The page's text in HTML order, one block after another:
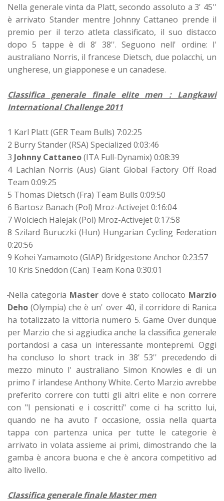
Nella generale vinta da Platt, secondo assoluto a 3' 45''
è arrivato Stander mentre Johnny Cattaneo prende il
premio per il terzo atleta classificato, il suo distacco
dopo 5 tappe è di 8' 38''. Seguono nell' ordine: l'
australiano Norris, il francese Dietsch, due polacchi, un
ungherese, un giapponese e un canadese.
Classifica generale finale elite men : Langkawi
International Challenge 2011
1 Karl Platt (GER Team Bulls) 7:02:25
2 Burry Stander (RSA) Specialized 0:03:46
3 Johnny Cattaneo(ITA Full-Dynamix) 0:08:39
4 Lachlan Norris (Aus) Giant Global Factory Off Road
Team 0:09:25
5 Thomas Dietsch (Fra) Team Bulls 0:09:50
6 Bartosz Banach (Pol) Mroz-Activejet 0:16:04
7 Wolciech Halejak (Pol) Mroz-Activejet 0:17:58
8 Szilard Buruczki (Hun) Hungarian Cycling Federation
0:20:56
9 Kohei Yamamoto (GIAP) Bridgestone Anchor 0:23:57
10 Kris Sneddon (Can) Team Kona 0:30:01
Nella categoria Master dove è stato collocato Marzio
Deho (Olympia) che è un' over 40, il corridore di Ranica
ha totalizzato la vittoria numero 5. Game Over dunque
per Marzio che si aggiudica anche la classifica generale
portandosi a casa un interessante montepremi. Oggi
ha concluso lo short track in 38' 53'' precedendo di
mezzo minuto l' australiano Simon Knowles e di un
primo l' irlandese Anthony White. Certo Marzio avrebbe
preferito correre con tutti gli altri elite e non correre
con "I pensionati e i coscritti" come ci ha scritto lui,
quando ne ha avuto l' occasione, ossia nella quarta
tappa con partenza unica per tutte le categorie è
arrivato in volata assieme ai primi, dimostrando che la
gamba è ancora buona e che è ancora competitivo ad
alto livello.
Classifica generale finale Master men